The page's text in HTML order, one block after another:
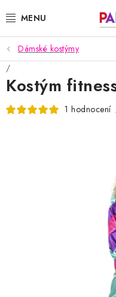
na
KARNEVALOVÉ MASKY
KARNEVALOVÉ
DOPLŇKY NA KARNEVAL
Dámské kostýmy
Kostým
1 hodnocení